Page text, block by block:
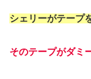
シェリーがテープ
そのテープがダミ